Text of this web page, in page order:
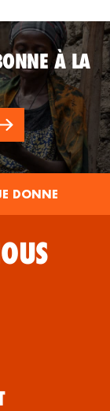
À LA
DONNE